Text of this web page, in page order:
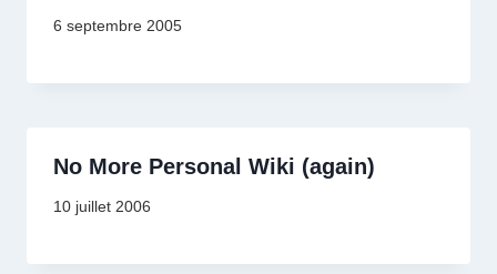
6 septembre 2005
No More Personal Wiki (again)
10 juillet 2006